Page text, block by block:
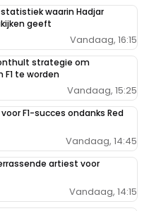
waarin Hadjar
geeft
Vandaag, 16:15
strategie om
te worden
Vandaag, 15:25
F1-succes ondanks Red
Vandaag, 14:45
artiest voor
Vandaag, 14:15